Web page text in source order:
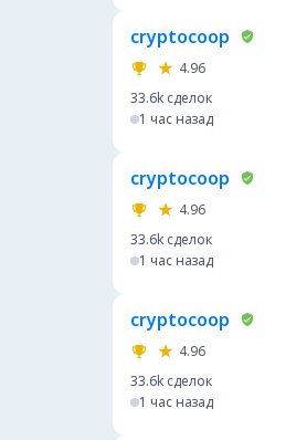
cryptocoop
4.96
33.6k сделок
1 час назад
cryptocoop
4.96
33.6k сделок
1 час назад
cryptocoop
4.96
33.6k сделок
1 час назад